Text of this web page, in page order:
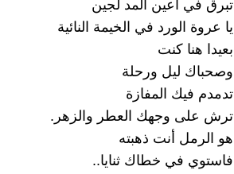
تبرق في أعين المد لجين
يا عروة الورد في الخيمة النائية
بعيدا هنا كنت
وصحباك ليل ورحلة
تدمدم فيك المفازة
ترش على وجهك العطر والزهر.
هو الرمل أنت ذهبته
فاستوي في خطاك ثنايا..